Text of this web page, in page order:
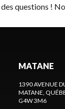
questions !
MATANE
1390 AVENUE
MATANE ,
G4W 3M6